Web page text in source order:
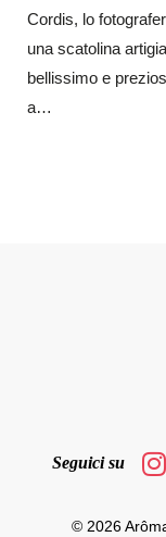
Cordis, lo
una scatolina
bellissimo e
a…
Seguici su
© 2026